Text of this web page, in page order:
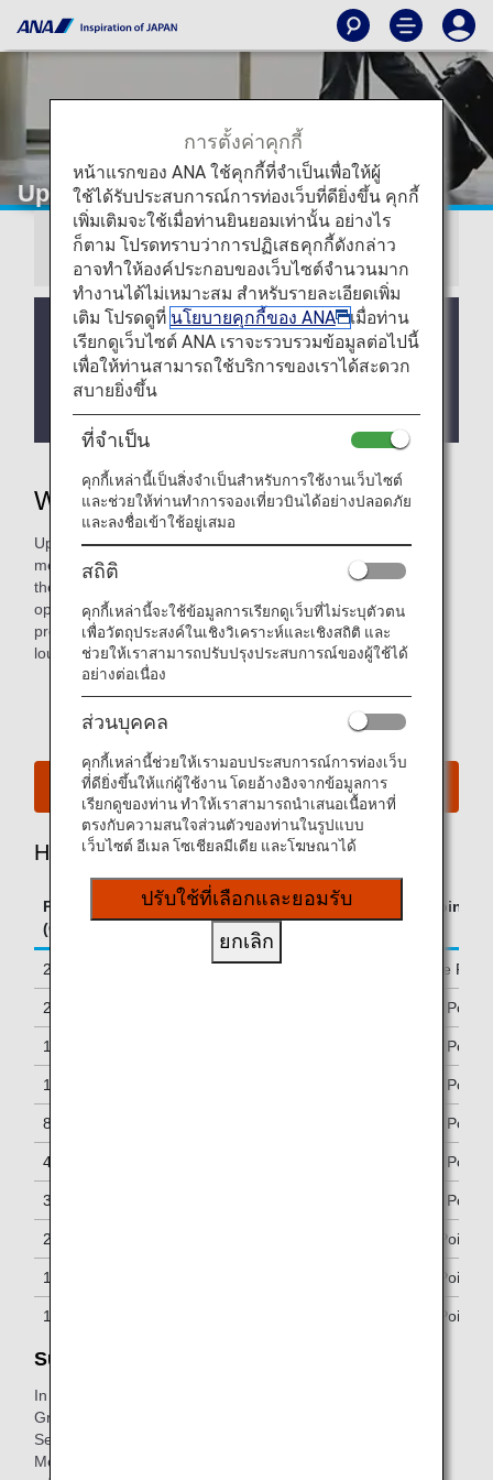
Upgrade Points
Information
The Upgrade Points service for Premium Members
and Super Flyers primary members will end as of
FY2026. For details, please see the information
regarding the
service.
What Are Upgrade Points?
Upgrade Points are special points awarded to premium
members and Super Flyers primary members (*) based on
the number of premium points earned on ANA Group
operated flights between January and December of the
previous year. They can be used for seat upgrades or
lounge access, making your journey even more enjoyable.
each year are available.
View Your Upgrade Point Balance
How Upgrade Points Are Calculated
Premium Points Earned in Previous Year
(On ANA Group Operated Flights)
Upgrade Points
250,000– 100 Upgrade
200,000–249,999 80 Upgrade Points
150,000–199,999 60 Upgrade Points
120,000–149,999 50 Upgrade Points
80,000–119,999 40 Upgrade Points
40,000–79,999 20 Upgrade Points
30,000–39,999 10 Upgrade Points
20,000–29,999 8 Upgrade Points
10,000–19,999 6 Upgrade Points
1–9,999 4 Upgrade Points
Super Flyers Card Members
In addition to the Upgrade Points earned by using ANA
Group-operated flights, Diamond, Platinum, and Bronze
Service members who are also Super Flyers Primary
Members (excludes Family Members) will receive an
การตั้งค่าคุกกี้
หน้าแรกของ ANA ใช้คุกกี้ที่จำเป็นเพื่อให้ผู้
ใช้ได้รับประสบการณ์การท่องเว็บที่ดียิ่งขึ้น คุกกี้
เพิ่มเติมจะใช้เมื่อท่านยินยอมเท่านั้น อย่างไร
ก็ตาม โปรดทราบว่าการปฏิเสธคุกกี้ดังกล่าว
อาจทำให้องค์ประกอบของเว็บไซต์จำนวนมาก
ทำงานได้ไม่เหมาะสม สำหรับรายละเอียดเพิ่ม
เติม โปรดดูที่ นโยบายคุกกี้ของ ANA
เมื่อท่าน
เรียกดูเว็บไซต์ ANA เราจะรวบรวมข้อมูลต่อไปนี้
เพื่อให้ท่านสามารถใช้บริการของเราได้สะดวก
สบายยิ่งขึ้น
ที่จำเป็น
คุกกี้เหล่านี้เป็นสิ่งจำเป็นสำหรับการใช้งานเว็บไซต์
และช่วยให้ท่านทำการจองเที่ยวบินได้อย่างปลอดภัย
และลงชื่อเข้าใช้อยู่เสมอ
สถิติ
คุกกี้เหล่านี้จะใช้ข้อมูลการเรียกดูเว็บที่ไม่ระบุตัวตน
เพื่อวัตถุประสงค์ในเชิงวิเคราะห์และเชิงสถิติ และ
ช่วยให้เราสามารถปรับปรุงประสบการณ์ของผู้ใช้ได้
อย่างต่อเนื่อง
ส่วนบุคคล
คุกกี้เหล่านี้ช่วยให้เรามอบประสบการณ์การท่องเว็บ
ที่ดียิ่งขึ้นให้แก่ผู้ใช้งาน โดยอ้างอิงจากข้อมูลการ
เรียกดูของท่าน ทำให้เราสามารถนำเสนอเนื้อหาที่
ตรงกับความสนใจส่วนตัวของท่านในรูปแบบ
เว็บไซต์ อีเมล โซเชียลมีเดีย และโฆษณาได้
ปรับใช้ที่เลือกและยอมรับ
ยกเลิก